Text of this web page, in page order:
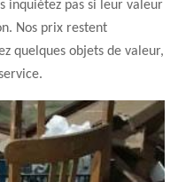
inquiétez pas si leur valeur
Nos prix restent
quelques objets de valeur,